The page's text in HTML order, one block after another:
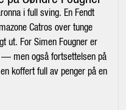
i full sving. En Fendt
Catros over tunge
ut. For Simen Fougner er
— men også fortsettelsen på
koffert full av penger på en